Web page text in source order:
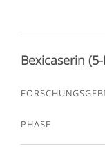
Bexicaserin